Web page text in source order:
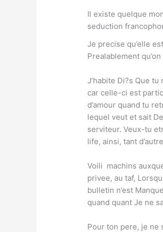
Il existe quelque
seduction
Je precise qu’elle
Prealablement
J’habite Di?s Que
car celle-ci est
d’amour quand tu
lequel veut et sait
serviteur. Veux-tu
life, ainsi, tant
Voili machins
privee, au taf,
bulletin n’est
quand quant Je ne
Pour ton pere, je ne